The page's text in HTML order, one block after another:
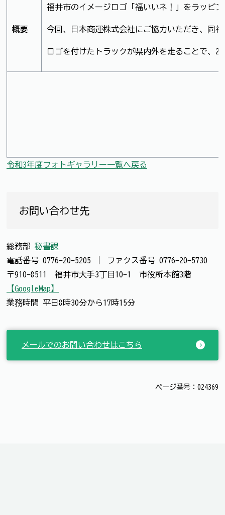
概要
福井市のイメージロゴ「福いいネ！」をラッピ
今回、日本商運株式会社にご協力いただき、同
ロゴを付けたトラックが県内外を走ることで、
令和3年度フォトギャラリー一覧へ戻る
お問い合わせ先
総務部 秘書課
電話番号 0776-20-5205 ファクス番号 0776-20-5730
〒910-8511 福井市大手3丁目10-1 市役所本館3階
【GoogleMap】
業務時間 平日8時30分から17時15分
メールでのお問い合わせはこちら
ページ番号：024369